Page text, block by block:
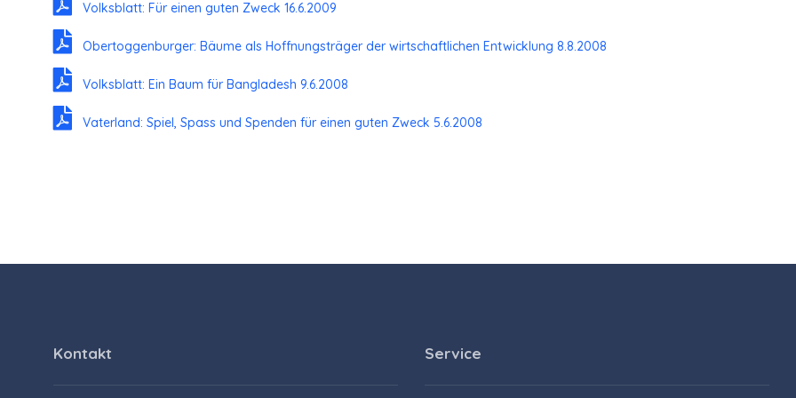
Volksblatt: Für einen guten Zweck 16.6.2009
Obertoggenburger: Bäume als Hoffnungsträger der wirtschaftlichen Entwicklung 8.8.2008
Volksblatt: Ein Baum für Bangladesh 9.6.2008
Vaterland: Spiel, Spass und Spenden für einen guten Zweck 5.6.2008
Kontakt Service